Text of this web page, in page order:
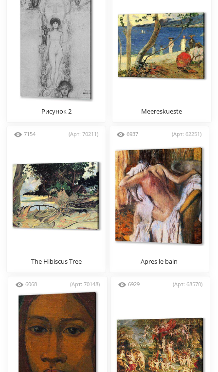
Рисунок 2 Meereskueste
7154 (Арт: 70211)
The Hibiscus Tree
6937 (Арт: 62251)
Apres le bain
6068 (Арт: 70148) 6929 (Арт: 68570)